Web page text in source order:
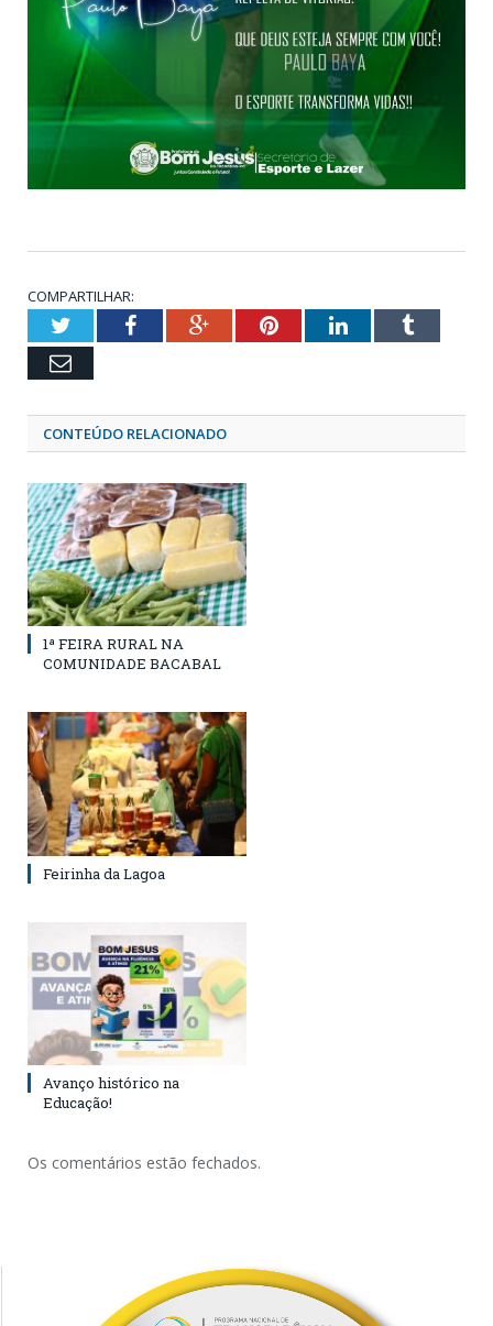
COMPARTILHAR:
TwitterFacebookGoogle+PinterestLinkedInTumblr
Email
CONTEÚDO RELACIONADO
1ª FEIRA RURAL NA
COMUNIDADE BACABAL
Feirinha da Lagoa
Avanço histórico na
Educação!
Os comentários estão fechados.